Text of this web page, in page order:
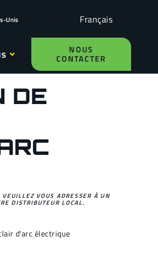
Unis Français
NOUS
CONTACTER
DE
VOUS ADRESSER À UN
DISTRIBUTEUR LOCAL.
d'arc électrique